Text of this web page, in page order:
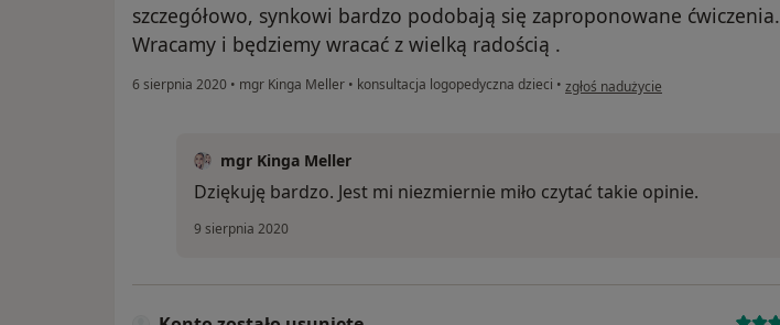
szczegółowo, synkowi bardzo podobają się zaproponowane ćwiczenia.
Wracamy i będziemy wracać z wielką radością .
6 sierpnia 2020 • mgr Kinga Meller • konsultacja logopedyczna dzieci • w opinii użytkownika Paulina K
zgłoś nadużycie
mgr Kinga Meller
Dziękuję bardzo. Jest mi niezmiernie miło czytać takie opinie.
9 sierpnia 2020